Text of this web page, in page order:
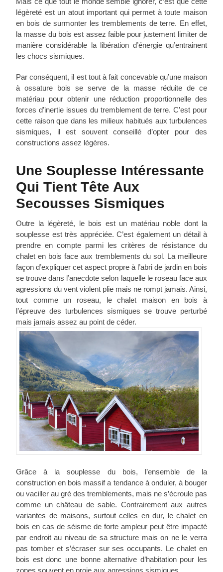
légèreté est un atout important qui permet à toute maison
en bois de surmonter les tremblements de terre. En effet,
la masse du bois est assez faible pour justement limiter de
manière considérable la libération d’énergie qu’entrainent
les chocs sismiques.
Par conséquent, il est tout à fait concevable qu’une maison
à ossature bois se serve de la masse réduite de ce
matériau pour obtenir une réduction proportionnelle des
forces d’inertie issues du tremblement de terre. C’est pour
cette raison que dans les milieux habitués aux turbulences
sismiques, il est souvent conseillé d’opter pour des
constructions assez légères.
Une Souplesse Intéressante
Qui Tient Tête Aux
Secousses Sismiques
Outre la légèreté, le bois est un matériau noble dont la
souplesse est très appréciée. C’est également un détail à
prendre en compte parmi les critères de résistance du
chalet en bois face aux tremblements du sol. La meilleure
façon d’expliquer cet aspect propre à l’abri de jardin en bois
se trouve dans l’anecdote selon laquelle le roseau face aux
agressions du vent violent plie mais ne rompt jamais. Ainsi,
tout comme un roseau, le chalet maison en bois à
l’épreuve des turbulences sismiques se trouve perturbé
mais jamais assez au point de céder.
Grâce à la souplesse du bois, l’ensemble de la
construction en bois massif a tendance à onduler, à bouger
ou vaciller au gré des tremblements, mais ne s’écroule pas
comme un château de sable. Contrairement aux autres
variantes de maisons, surtout celles en dur, le chalet en
bois en cas de séisme de forte ampleur peut être impacté
par endroit au niveau de sa structure mais on ne le verra
pas tomber et s’écraser sur ses occupants. Le chalet en
bois est donc une bonne alternative d’habitation pour les